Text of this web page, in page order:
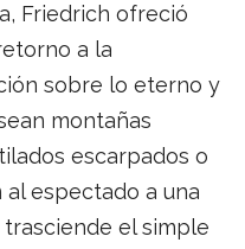
Friedrich ofreció
a la
sobre lo eterno y
montañas
escarpados o
al espectado a una
el simple